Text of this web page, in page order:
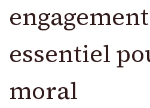
essentiel
moral